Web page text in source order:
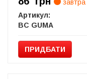
завтра
Артикул:
BC GUMA
ПРИДБАТИ